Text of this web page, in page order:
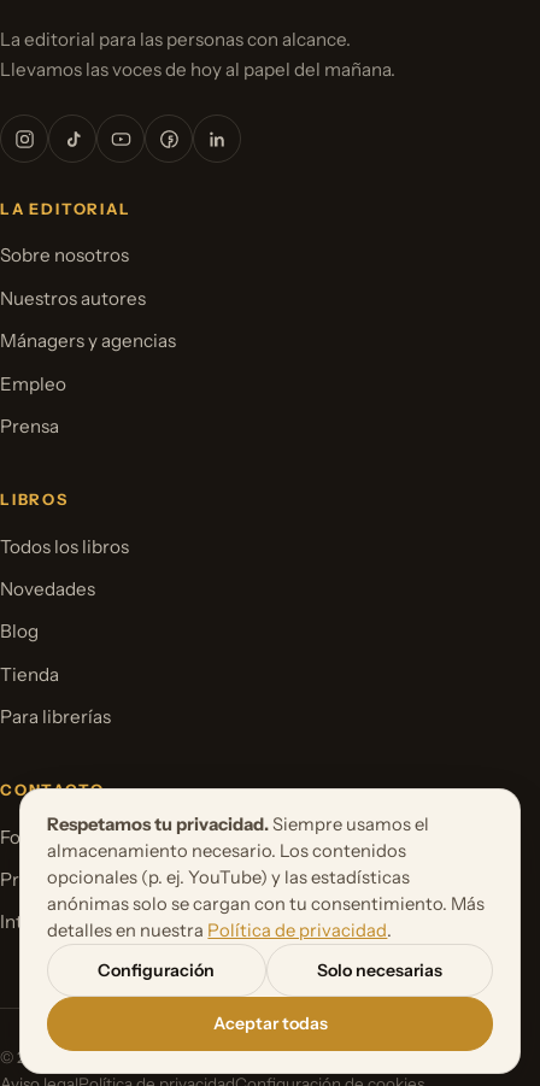
La editorial para las personas con alcance.
Llevamos las voces de hoy al papel del mañana.
LA EDITORIAL
Sobre nosotros
Nuestros autores
Mánagers y agencias
Empleo
Prensa
LIBROS
Todos los libros
Novedades
Blog
Tienda
Para librerías
CONTACTO
Formulario de contacto
Proponer un proyecto de libro
International Rights
© 2026 Orbita Media GmbH. Todos los derechos reservados.
Respetamos tu privacidad. Siempre usamos el
almacenamiento necesario. Los contenidos
opcionales (p. ej. YouTube) y las estadísticas
anónimas solo se cargan con tu consentimiento. Más
detalles en nuestra Política de privacidad.
Configuración
Solo necesarias
Aceptar todas